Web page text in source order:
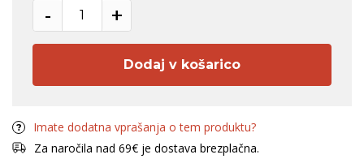
- +
Dodaj v košarico
Imate dodatna vprašanja o tem produktu?
Za naročila nad 69€ je dostava brezplačna.